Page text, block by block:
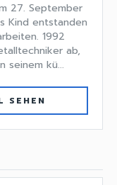
27. September
Kind entstanden
1992
ab,
seinem kü...
SEHEN